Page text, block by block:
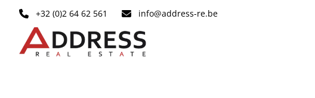
Aller au contenu principal
+32 (0)2 64 62 561 info@address-re.be